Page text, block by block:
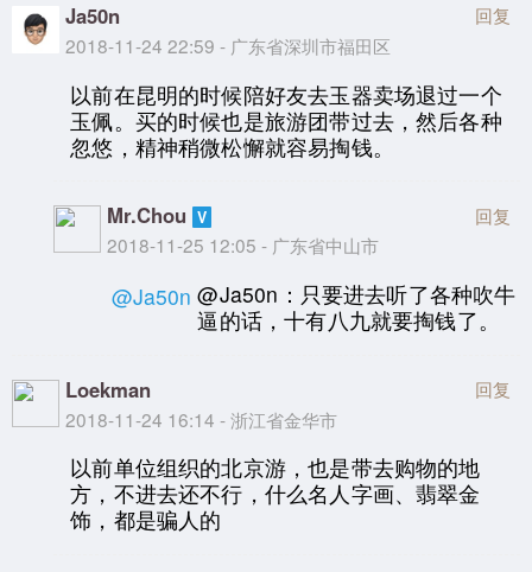
Ja50n
2018-11-24 22:59 - 广东省深圳市福田区
回复
以前在昆明的时候陪好友去玉器卖场退过一个
玉佩。买的时候也是旅游团带过去，然后各种
忽悠，精神稍微松懈就容易掏钱。
Mr.Chou
2018-11-25 12:05 - 广东省中山市
回复
@Ja50n @Ja50n：只要进去听了各种吹牛
逼的话，十有八九就要掏钱了。
Loekman
2018-11-24 16:14 - 浙江省金华市
回复
以前单位组织的北京游，也是带去购物的地
方，不进去还不行，什么名人字画、翡翠金
饰，都是骗人的